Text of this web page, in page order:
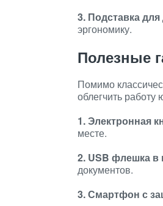
3. Подставка
эргономику.
Полезные
Помимо
облегчить работу
1. Электронная
месте.
2. USB флешка в
документов.
3. Смартфон с